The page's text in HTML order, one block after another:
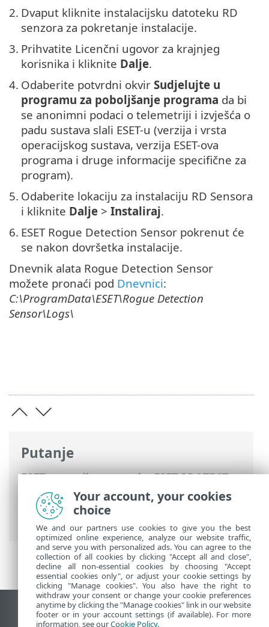
Putanje
ESET-ova online pomoć>ESET PROTECT
On-Prem
>Instaliraj>Instalacija
komponenti na sustavu Windows
Instalacija RD Sensora – Windows
2. Dvaput kliknite instalacijsku datoteku RD
senzora za pokretanje instalacije.
3. Prihvatite Licenčni ugovor za krajnjeg
korisnika i kliknite Dalje.
4. Odaberite potvrdni okvir Sudjelujte u
programu za poboljšanje programa da bi
se anonimni podaci o telemetriji i izvješća o
padu sustava slali ESET-u (verzija i vrsta
operacijskog sustava, verzija ESET-ova
programa i druge informacije specifične za
program).
5. Odaberite lokaciju za instalaciju RD Sensora
i kliknite Dalje > Instaliraj.
6. ESET Rogue Detection Sensor pokrenut će
se nakon dovršetka instalacije.
Dnevnik alata Rogue Detection Sensor
možete pronaći pod Dnevnici:
C:\ProgramData\ESET\Rogue Detection
Sensor\Logs\
Prikaži stranicu za radnu površinu
Your account, your cookies
choice
We and our partners use cookies to give you the best
optimized online experience, analyze our website traffic,
and serve you with personalized ads. You can agree to the
collection of all cookies by clicking "Accept all and close",
decline all non-essential cookies by choosing "Accept
essential cookies only", or adjust your cookie settings by
clicking "Manage cookies". You also have the right to
withdraw your consent or change your cookie preferences
anytime by clicking the "Manage cookies" link in our website
footer or in your account settings (if available). For more
information, see ourCookie Policy.